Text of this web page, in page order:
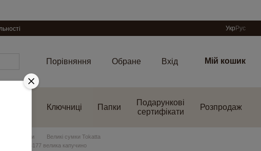
Укр Рус
Порівняння Обране Вхід Мій кошик
Ключниці Папки
Подарункові
сертифікати
Розпродаж
Великі сумки
Великі сумки Tokatta
ручками 03177 велика капучино